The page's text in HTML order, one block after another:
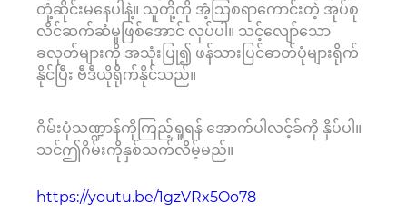
တုံ့ဆိုင်းမနေပါနဲ့။ သူတို့ကို အံ့သြစရာကောင်းတဲ့ အုပ်စု
လိင်ဆက်ဆံမှုဖြစ်အောင် လုပ်ပါ။ သင့်လျော်သော
ခလုတ်များကို အသုံးပြု၍ ဖန်သားပြင်ဓာတ်ပုံများရိုက်
နိုင်ပြီး ဗီဒီယိုရိုက်နိုင်သည်။
ဂိမ်းပုံသဏ္ဍာန်ကိုကြည့်ရှုရန် အောက်ပါလင့်ခ်ကို နှိပ်ပါ။
သင်ဤဂိမ်းကိုနှစ်သက်လိမ့်မည်။
https://youtu.be/1gzVRx5Oo78